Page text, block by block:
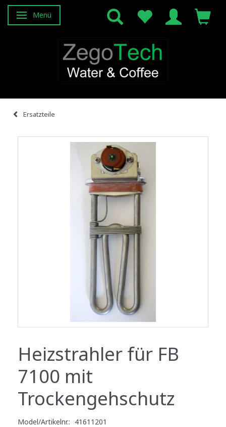
Anzeige ändern
Menü
Ersatzteile
Heizstrahler für FB
7100 mit
Trockengehschutz
Model/Artikelnr.: 41611201